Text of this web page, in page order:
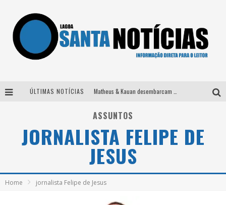
ÚLTIMAS NOTÍCIAS
Selo Moda Music confirma Bel Costa no palco Talentos da Terra do Pedro Leopoldo Rodeio Show
ASSUNTOS
JORNALISTA FELIPE DE
JESUS
Home jornalista Felipe de Jesus